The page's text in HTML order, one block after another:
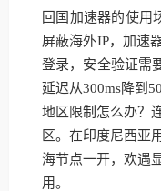
回国加速器的使用
屏蔽海外IP，加速
登录，安全验证需
延迟从300ms降到
地区限制怎么办？
区。在印度尼西亚
海节点一开，欢遇
用。